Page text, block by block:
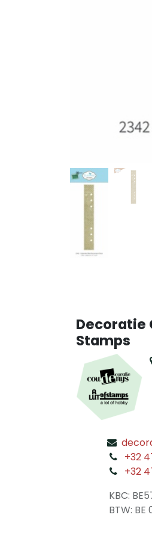
Decoratie
Stamps
+32
+32
KBC:
BTW: BE